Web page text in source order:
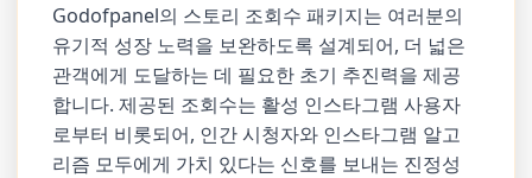
Godofpanel의 스토리 조회수 패키지는 여러분의
유기적 성장 노력을 보완하도록 설계되어, 더 넓은
관객에게 도달하는 데 필요한 초기 추진력을 제공
합니다. 제공된 조회수는 활성 인스타그램 사용자
로부터 비롯되어, 인간 시청자와 인스타그램 알고
리즘 모두에게 가치 있다는 신호를 보내는 진정성